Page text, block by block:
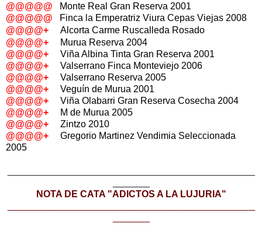
@@@@@
Monte Real Gran Reserva 2001
@@@@@
Finca la Emperatriz Viura Cepas Viejas 2008
@@@@+
Alcorta Carme Ruscalleda Rosado
@@@@+
Murua Reserva 2004
@@@@+
Viña Albina Tinta Gran Reserva 2001
@@@@+
Valserrano Finca Monteviejo 2006
@@@@+
Valserrano Reserva 2005
@@@@+
Veguín de Murua 2001
@@@@+
Viña Olabarri Gran Reserva Cosecha 2004
@@@@+
M de Murua 2005
@@@@+
Zintzo 2010
@@@@+
Gregorio Martinez Vendimia Seleccionada
2005
NOTA DE CATA "ADICTOS A LA LUJURIA"